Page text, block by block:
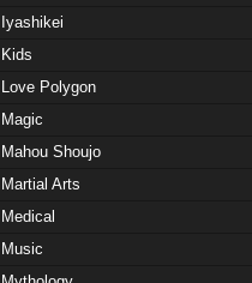
Iyashikei
Kids
Love Polygon
Magic
Mahou Shoujo
Martial Arts
Medical
Music